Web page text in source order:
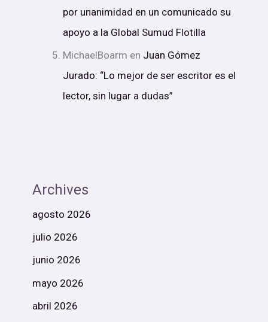
por unanimidad en un comunicado su
apoyo a la Global Sumud Flotilla
MichaelBoarm en Juan Gómez
Jurado: “Lo mejor de ser escritor es el
lector, sin lugar a dudas”
Archives
agosto 2026
julio 2026
junio 2026
mayo 2026
abril 2026